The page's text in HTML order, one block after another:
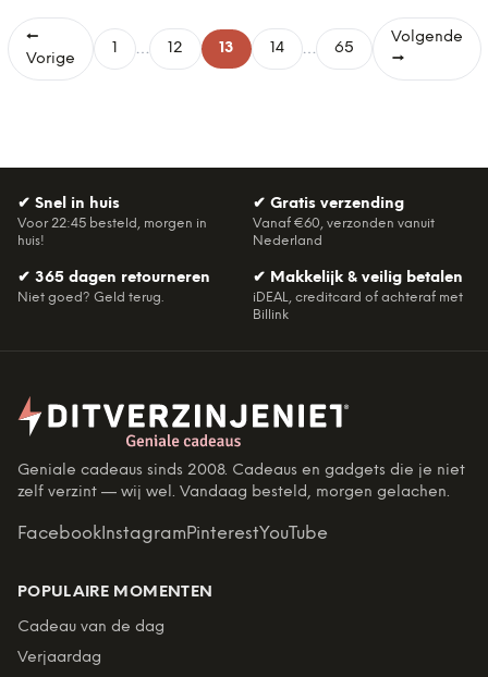
←
Vorige
1 … 12 13 14 … 65
Volgende
→
✔ Snel in huis
Voor 22:45 besteld, morgen in
huis!
✔ Gratis verzending
Vanaf €60, verzonden vanuit
Nederland
✔ 365 dagen retourneren
Niet goed? Geld terug.
✔ Makkelijk & veilig betalen
iDEAL, creditcard of achteraf met
Billink
Geniale cadeaus sinds 2008. Cadeaus en gadgets die je niet
zelf verzint — wij wel. Vandaag besteld, morgen gelachen.
Facebook InstagramPinterestYouTube
POPULAIRE MOMENTEN
Cadeau van de dag
Verjaardag